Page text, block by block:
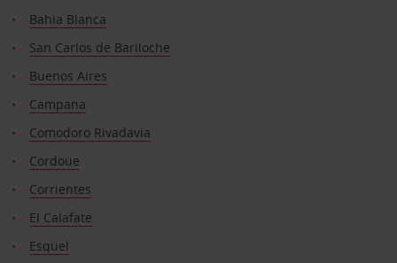
Bahia Blanca
San Carlos de Bariloche
Buenos Aires
Campana
Comodoro Rivadavia
Cordoue
Corrientes
El Calafate
Esquel